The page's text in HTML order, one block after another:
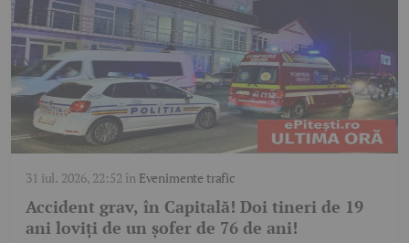
31 iul. 2026, 22:52 în Evenimente trafic
Accident grav, în Capitală! Doi tineri de 19
ani loviți de un șofer de 76 de ani!